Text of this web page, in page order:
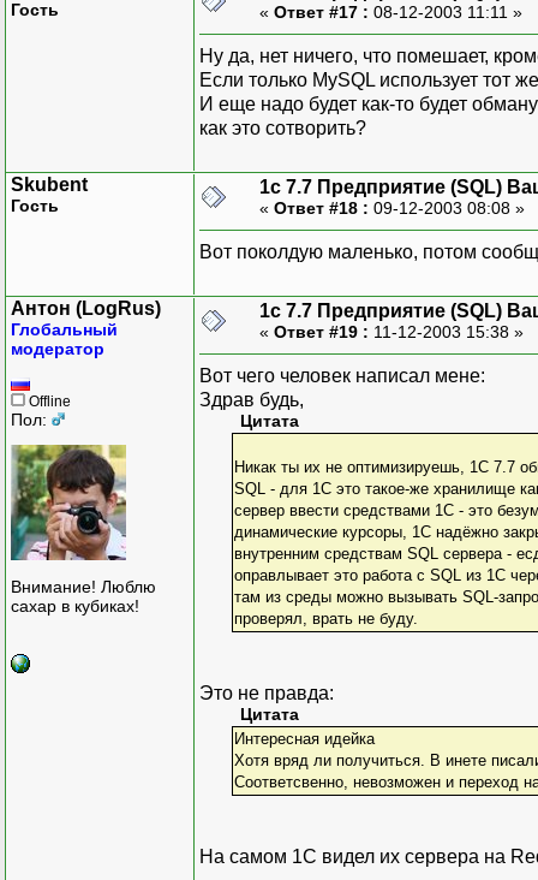
Гость « Ответ #17 : 08-12-2003 11:11 »
Ну да, нет ничего, что помешает,
Если только MySQL использует тот
И еще надо будет как-то будет
как это сотворить?
Skubent
Гость
1с 7.7 Предприятие (SQL)
« Ответ #18 : 09-12-2003 08:08 »
Вот поколдую маленько, потом
Антон (LogRus)
Глобальный
модератор
Offline
Пол:
Внимание! Люблю
сахар в кубиках!
1с 7.7 Предприятие (SQL)
« Ответ #19 : 11-12-2003 15:38 »
Вот чего человек написал мене:
Здрав будь,
Цитата
Никак ты их не оптимизируешь, 1С 7.7
SQL - для 1С это такое-же хранилище
сервер ввести средствами 1С - это
динамические курсоры, 1С надёжно
внутренним средствам SQL сервера -
оправлывает это работа с SQL из 1С
там из среды можно вызывать SQL-
проверял, врать не буду.
Это не правда:
Цитата
Интересная идейка
Хотя вряд ли получиться. В инете
Соответсвенно, невозможен и переход
На самом 1С видел их сервера на